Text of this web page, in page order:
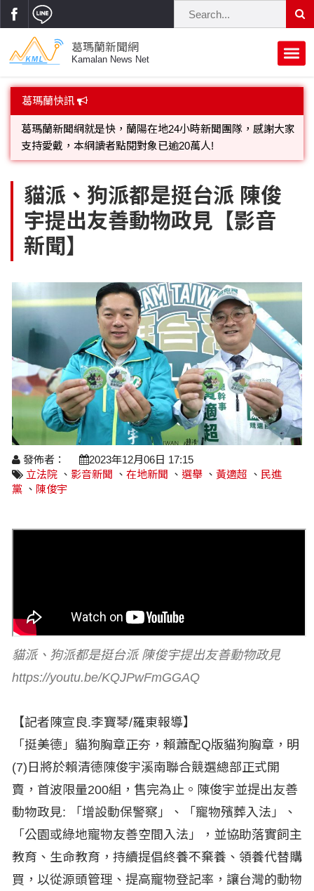
葛瑪蘭新聞網
Kamalan News Net
首頁
蘭陽大代誌
府會議題
街坊大小事
交通警消
地方大小事
校園動態
原住民動態
軍事新聞
立法院
黨政新聞
府院動態
選舉新聞
總統大選
立委選舉
縣市長選舉
議員民代選舉
鄉鎮長村里長選舉
五合一選舉
溫馨關懷
親子活動
公益行善
溫馨關懷
藝文走廊
民俗薪傳
藝文展覽
話說文史
水色流光映城東～名家齊聚展藝風
時尚你我他
休閒旅遊
美食料理
景點介紹
醫療養生
衞生保健
【博愛醫療公益服務隊】專欄
科技新知
產業招商
求職徵才
財經稅務
我要爆料
網友爆料
檢舉投訴
活動專頁
讀者投稿
全國運動會
葛瑪蘭快訊
歡迎廣告託播，刊頭或新聞欄位:圖片或影音檔可連結指定官
網;詳洽各記者或聯繫：0910-259565洽詢。
支持愛戴，本網讀者點閱對象已逾20萬人!
貓派、狗派都是挺台派 陳俊
宇提出友善動物政見【影音
新聞】
發佈者：
2023年12月06日 17:15
立法院 、 影音新聞 、 在地新聞 、 選舉 、 黃適超 、 民進
黨 、 陳俊宇
貓派、狗派都是挺台派 陳俊宇提出友善動物政見
https://youtu.be/KQJPwFmGGAQ
【記者陳宣良.李寶琴/羅東報導】
「挺美德」貓狗胸章正夯，賴蕭配Q版貓狗胸章，明
(7)日將於賴清德陳俊宇溪南聯合競選總部正式開
賣，首波限量200組，售完為止。陳俊宇並提出友善
動物政見: 「增設動保警察」、「寵物殯葬入法」、
「公園或綠地寵物友善空間入法」，並協助落實飼主
教育、生命教育，持續提倡終養不棄養、領養代替購
買，以從源頭管理、提高寵物登記率，讓台灣的動物